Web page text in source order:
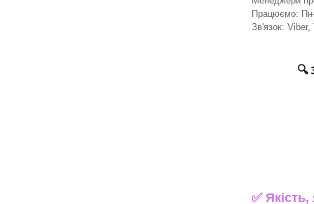
Працюємо:
Зв'язок: Viber,
🔍
✅